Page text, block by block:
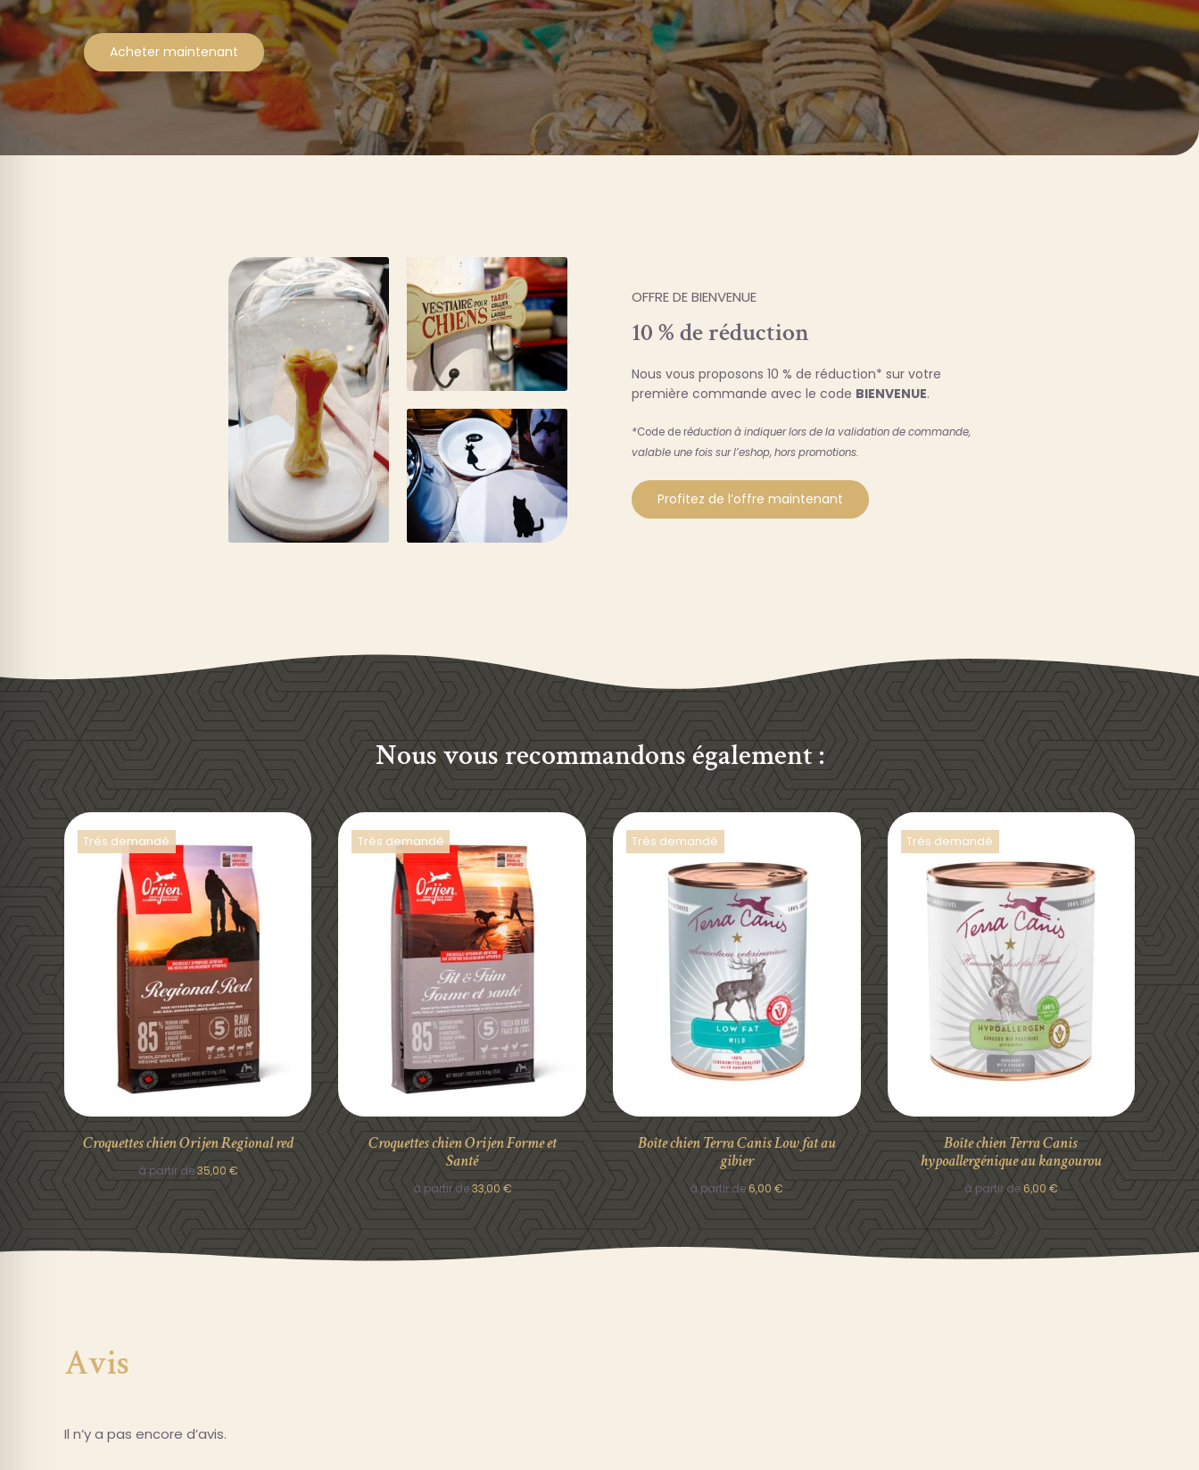
Acheter maintenant
OFFRE DE BIENVENUE
10 % de réduction
Nous vous proposons 10 % de réduction* sur votre
première commande avec le code BIENVENUE.
*Code de réduction à indiquer lors de la validation de commande,
valable une fois sur l’eshop, hors promotions.
Profitez de l’offre maintenant
Nous vous recommandons également :
Trés demandé
DÉTAILS
Croquettes chien Orijen Regional red
à partir de35,00 €
Trés demandé
DÉTAILS
Croquettes chien Orijen Forme et
Santé
à partir de33,00 €
Trés demandé
DÉTAILS
Boîte chien Terra Canis Low fat au
gibier
à partir de 6,00€
Trés demandé
DÉTAILS
Boîte chien Terra Canis
hypoallergénique au kangourou
à partir de6,00 €
Avis
Il n’y a pas encore d’avis.